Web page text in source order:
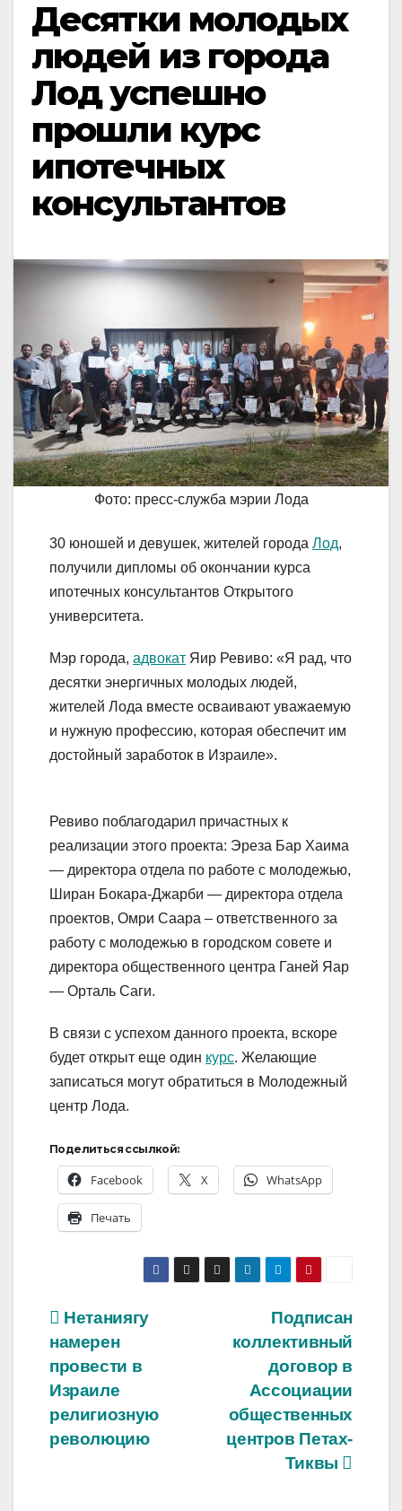
Десятки молодых
людей из города
Лод успешно
прошли курс
ипотечных
консультантов
Фото: пресс-служба мэрии Лода
30 юношей и девушек, жителей города Лод,
получили дипломы об окончании курса
ипотечных консультантов Открытого
университета.
Мэр города, адвокат Яир Ревиво: «Я рад, что
десятки энергичных молодых людей,
жителей Лода вместе осваивают уважаемую
и нужную профессию, которая обеспечит им
достойный заработок в Израиле».
Ревиво поблагодарил причастных к
реализации этого проекта: Эреза Бар Хаима
— директора отдела по работе с молодежью,
Ширан Бокара-Джарби — директора отдела
проектов, Омри Саара – ответственного за
работу с молодежью в городском совете и
директора общественного центра Ганей Яар
— Орталь Саги.
В связи с успехом данного проекта, вскоре
будет открыт еще один курс. Желающие
записаться могут обратиться в Молодежный
центр Лода.
Поделиться ссылкой:
Facebook X WhatsApp
Печать
Навигация
по
записям
Подписан
коллективный
договор в
Ассоциации
общественных
центров Петах-
Тиквы
Нетаниягу
намерен
провести в
Израиле
религиозную
революцию